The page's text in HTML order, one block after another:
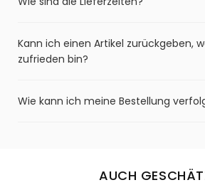
Kann ich einen Artikel zurückgeben,
zufrieden bin?
Wie kann ich meine Bestellung
AUCH